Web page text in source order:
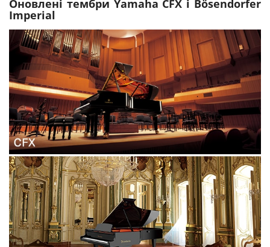
Оновлені тембри Yamaha CFX і Bösendorfer
Imperial